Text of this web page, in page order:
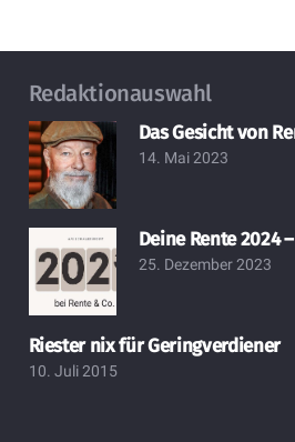
Redaktionauswahl
Das Gesicht von
14. Mai 2023
Deine Rente 2024
25. Dezember 2023
Riester nix für Geringverdiener
10. Juli 2015